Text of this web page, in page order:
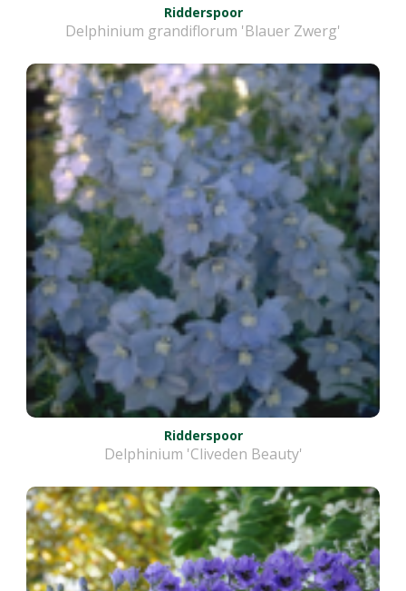
Ridderspoor
Delphinium grandiflorum 'Blauer Zwerg'
Ridderspoor
Delphinium 'Cliveden Beauty'